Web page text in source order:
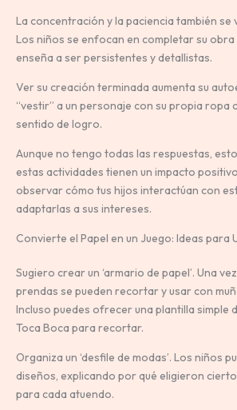
La concentración y la paciencia también se
Los niños se enfocan en completar su obra
enseña a ser persistentes y detallistas.
Ver su creación terminada aumenta su
“vestir” a un personaje con su propia ropa
sentido de logro.
Aunque no tengo todas las respuestas,
estas actividades tienen un impacto
observar cómo tus hijos interactúan con
adaptarlas a sus intereses.
Convierte el Papel en un Juego: Ideas para
Sugiero crear un ‘armario de papel’. Una
prendas se pueden recortar y usar con
Incluso puedes ofrecer una plantilla simple
Toca Boca para recortar.
Organiza un ‘desfile de modas’. Los niños
diseños, explicando por qué eligieron
para cada atuendo.